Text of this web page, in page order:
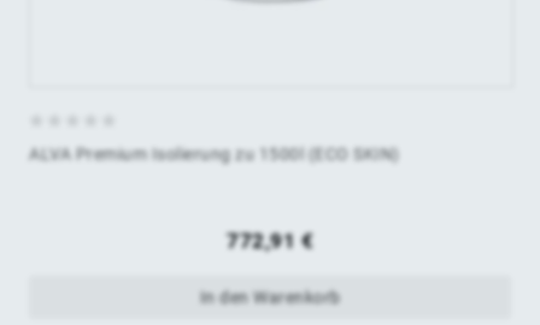
ALVA Premium Isolierung zu 1500l (ECO SKIN)
772,91€
In den Warenkorb